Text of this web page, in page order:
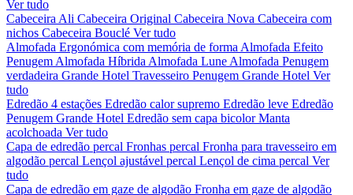
Ver tudo
Cabeceira Ali Cabeceira Original Cabeceira Nova Cabeceira com
nichos Cabeceira Bouclé Ver tudo
Almofada Ergonómica com memória de forma Almofada Efeito
Penugem Almofada Híbrida Almofada Lune Almofada Penugem
verdadeira Grande Hotel Travesseiro Penugem Grande Hotel Ver
tudo
Edredão 4 estações Edredão calor supremo Edredão leve Edredão
Penugem Grande Hotel Edredão sem capa bicolorManta
acolchoada Ver tudo
Capa de edredão percal Fronhas percal Fronha para travesseiro em
algodão percal Lençol ajustável percal Lençol de cima percal Ver
tudo
Capa de edredão em gaze de algodão Fronha em gaze de algodão